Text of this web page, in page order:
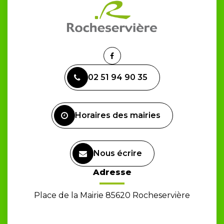
Lien
le
compte
02 51 94 90 35
Horaires des mairies
Nous écrire
Adresse
Place de la Mairie 85620 Rocheservière